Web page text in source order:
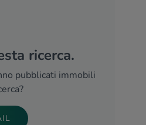
ricerca.
pubblicati immobili